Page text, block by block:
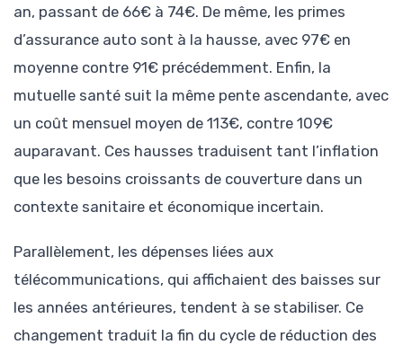
an, passant de 66€ à 74€. De même, les primes
d’assurance auto sont à la hausse, avec 97€ en
moyenne contre 91€ précédemment. Enfin, la
mutuelle santé suit la même pente ascendante, avec
un coût mensuel moyen de 113€, contre 109€
auparavant. Ces hausses traduisent tant l’inflation
que les besoins croissants de couverture dans un
contexte sanitaire et économique incertain.
Parallèlement, les dépenses liées aux
télécommunications, qui affichaient des baisses sur
les années antérieures, tendent à se stabiliser. Ce
changement traduit la fin du cycle de réduction des